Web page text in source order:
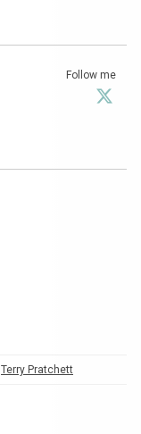
Follow me
Terry Pratchett